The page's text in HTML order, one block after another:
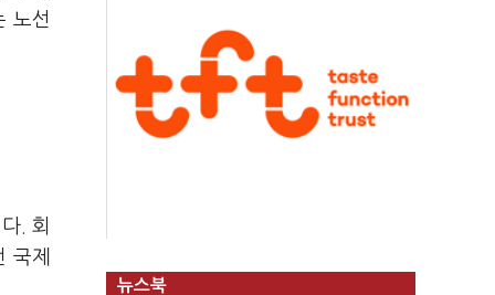
노선
. 회
국제
뉴스북